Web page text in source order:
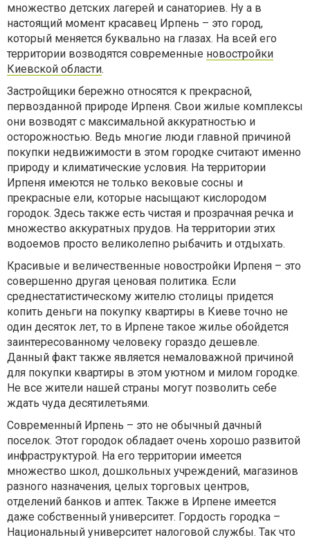
множество детских лагерей и санаториев. Ну а в
настоящий момент красавец Ирпень – это город,
который меняется буквально на глазах. На всей его
территории возводятся современные новостройки
Киевской области.
Застройщики бережно относятся к прекрасной,
первозданной природе Ирпеня. Свои жилые комплексы
они возводят с максимальной аккуратностью и
осторожностью. Ведь многие люди главной причиной
покупки недвижимости в этом городке считают именно
природу и климатические условия. На территории
Ирпеня имеются не только вековые сосны и
прекрасные ели, которые насыщают кислородом
городок. Здесь также есть чистая и прозрачная речка и
множество аккуратных прудов. На территории этих
водоемов просто великолепно рыбачить и отдыхать.
Красивые и величественные новостройки Ирпеня – это
совершенно другая ценовая политика. Если
среднестатистическому жителю столицы придется
копить деньги на покупку квартиры в Киеве точно не
один десяток лет, то в Ирпене такое жилье обойдется
заинтересованному человеку гораздо дешевле.
Данный факт также является немаловажной причиной
для покупки квартиры в этом уютном и милом городке.
Не все жители нашей страны могут позволить себе
ждать чуда десятилетьями.
Современный Ирпень – это не обычный дачный
поселок. Этот городок обладает очень хорошо развитой
инфраструктурой. На его территории имеется
множество школ, дошкольных учреждений, магазинов
разного назначения, целых торговых центров,
отделений банков и аптек. Также в Ирпене имеется
даже собственный университет. Гордость городка –
Национальный университет налоговой службы. Так что